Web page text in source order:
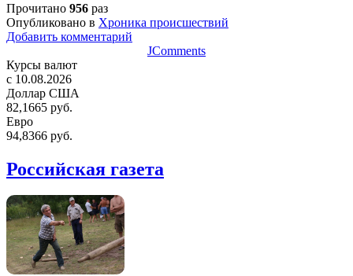
Прочитано 956 раз
Опубликовано в Хроника происшествий
Добавить комментарий
JComments
Курсы валют
c 10.08.2026
Доллар США
82,1665 руб.
Евро
94,8366 руб.
Российская газета